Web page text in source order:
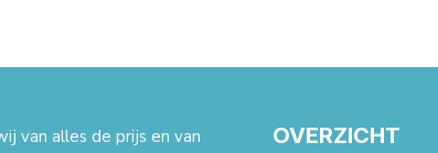
van alles de prijs en van
OVERZICHT